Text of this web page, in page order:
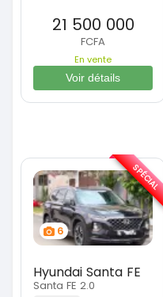
21 500 000
FCFA
En vente
Voir détails
6
Hyundai Santa FE
Santa FE 2.0
SPÉCIAL